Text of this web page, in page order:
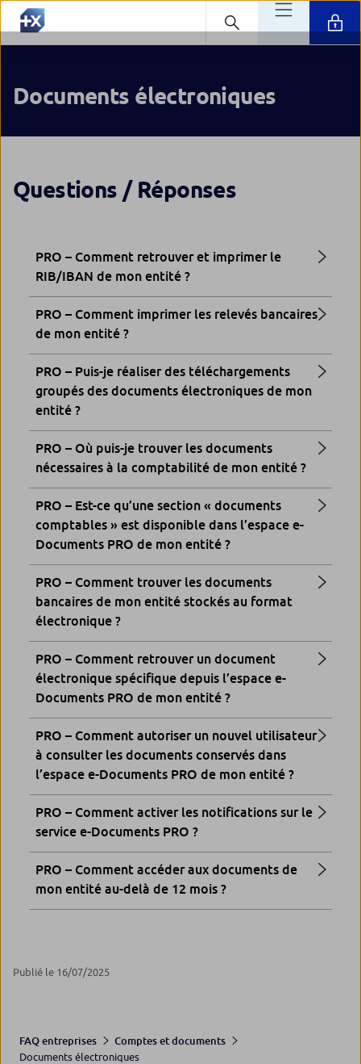
Documents électroniques
Questions / Réponses
PRO – Comment retrouver et imprimer le
RIB/IBAN de mon entité ?
PRO – Comment imprimer les relevés bancaires
de mon entité ?
PRO – Puis-je réaliser des téléchargements
groupés des documents électroniques de mon
entité ?
PRO – Où puis-je trouver les documents
nécessaires à la comptabilité de mon entité ?
PRO – Est-ce qu’une section « documents
comptables » est disponible dans l’espace e-
Documents PRO de mon entité ?
PRO – Comment trouver les documents
bancaires de mon entité stockés au format
électronique ?
PRO – Comment retrouver un document
électronique spécifique depuis l’espace e-
Documents PRO de mon entité ?
PRO – Comment autoriser un nouvel utilisateur
à consulter les documents conservés dans
l’espace e-Documents PRO de mon entité ?
PRO – Comment activer les notifications sur le
service e-Documents PRO ?
PRO – Comment accéder aux documents de
mon entité au-delà de 12 mois ?
Publié le 16/07/2025
FAQ entreprises
Comptes et documents
Documents électroniques